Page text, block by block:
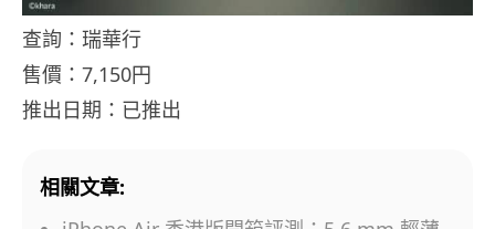
查詢：瑞華行
售價：7,150円
推出日期：已推出
相關文章: